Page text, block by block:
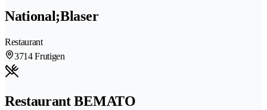
National;Blaser
Restaurant
3714 Frutigen
Restaurant BEMATO